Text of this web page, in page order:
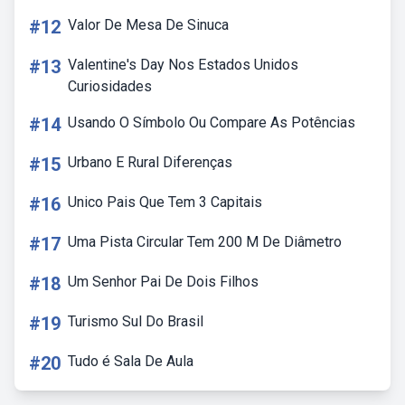
#12 Valor De Mesa De Sinuca
#13 Valentine's Day Nos Estados Unidos
Curiosidades
#14 Usando O Símbolo Ou Compare As Potências
#15 Urbano E Rural Diferenças
#16 Unico Pais Que Tem 3 Capitais
#17 Uma Pista Circular Tem 200 M De Diâmetro
#18 Um Senhor Pai De Dois Filhos
#19 Turismo Sul Do Brasil
#20 Tudo é Sala De Aula